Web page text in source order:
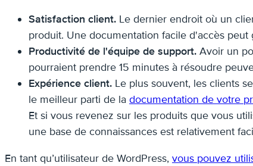
Satisfaction client. Le dernier endroit où un
produit. Une documentation facile d'accès
Productivité de l'équipe de support. Avoir un
pourraient prendre 15 minutes à résoudre
Expérience client. Le plus souvent, les clients
le meilleur parti de la documentation de votre
Et si vous revenez sur les produits que vous
une base de connaissances est relativement
En tant qu’utilisateur de WordPress, vous pouvez